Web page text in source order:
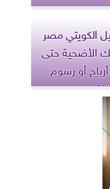
الكويتي مصر
الأضحية حتى
أو رسوم